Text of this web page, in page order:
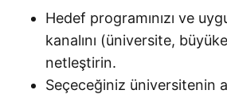
Hedef programınızı ve
kanalını (üniversite,
netleştirin.
Seçeceğiniz üniversitenin